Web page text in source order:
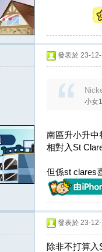
發表於 23-
小女
南區升小升中
相對入St
但係st clares
發表於 23-
除非不打算